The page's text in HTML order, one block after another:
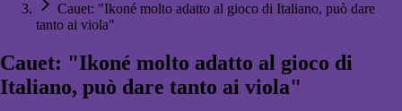
Cauet: "Ikoné molto adatto al gioco di Italiano, può dare
tanto ai viola"
Cauet: "Ikoné molto adatto al gioco di
Italiano, può dare tanto ai viola"